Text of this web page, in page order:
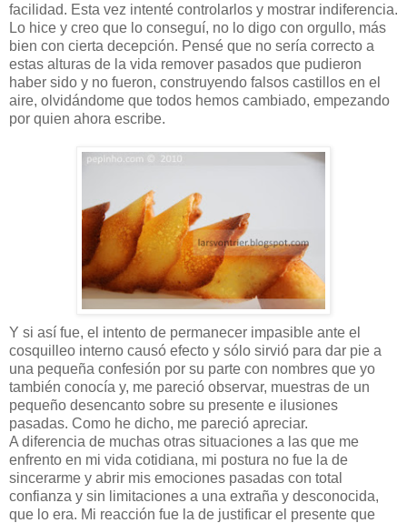
facilidad. Esta vez intenté controlarlos y mostrar indiferencia.
Lo hice y creo que lo conseguí, no lo digo con orgullo, más
bien con cierta decepción. Pensé que no sería correcto a
estas alturas de la vida remover pasados que pudieron
haber sido y no fueron, construyendo falsos castillos en el
aire, olvidándome que todos hemos cambiado, empezando
por quien ahora escribe.
Y si así fue, el intento de permanecer impasible ante el
cosquilleo interno causó efecto y sólo sirvió para dar pie a
una pequeña confesión por su parte con nombres que yo
también conocía y, me pareció observar, muestras de un
pequeño desencanto sobre su presente e ilusiones
pasadas. Como he dicho, me pareció apreciar.
A diferencia de muchas otras situaciones a las que me
enfrento en mi vida cotidiana, mi postura no fue la de
sincerarme y abrir mis emociones pasadas con total
confianza y sin limitaciones a una extraña y desconocida,
que lo era. Mi reacción fue la de justificar el presente que